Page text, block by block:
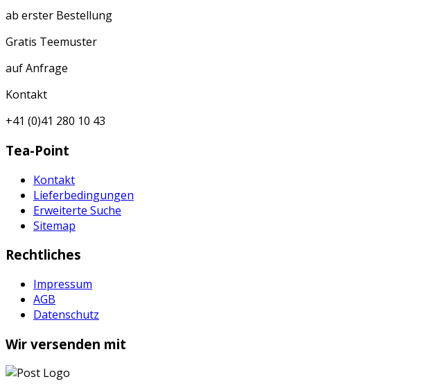
ab erster Bestellung
Gratis Teemuster
auf Anfrage
Kontakt
+41 (0)41 280 10 43
Tea-Point
Kontakt
Lieferbedingungen
Erweiterte Suche
Sitemap
Rechtliches
Impressum
AGB
Datenschutz
Wir versenden mit